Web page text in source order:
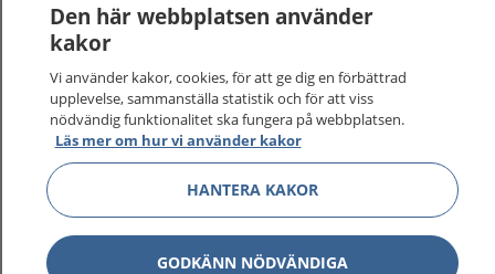
Logga in för att läsa din journal och göra dina
vårdärenden. Ring telefonnummer 1177 för
sjukvårdsrådgivning dygnet runt.
1177 ger dig råd när du vill må bättre.
1177 på flera språk Visa
Den här webbplatsen använder
kakor
Vi använder kakor, cookies, för att ge dig en förbättrad
upplevelse, sammanställa statistik och för att viss
nödvändig funktionalitet ska fungera på webbplatsen.
Läs mer om hur vi använder kakor
HANTERA KAKOR
GODKÄNN NÖDVÄNDIGA